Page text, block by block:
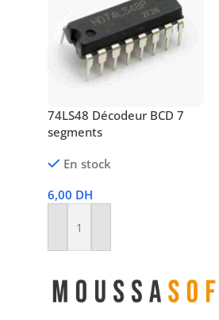
74LS48 Décodeur BCD 7
segments
En stock
6,00 DH
Ajouter Au Panier